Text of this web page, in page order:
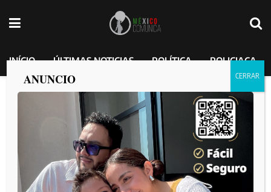
INÍCIO ÚLTIMAS NOTICIAS POLÍTICA POLICIACA
Norma Bustamante refuerza alianza con
UNICEF por el bienestar de la niñez y
adolescencia
MEXICO COMUNICA 2025-01-28
ANUNCIO